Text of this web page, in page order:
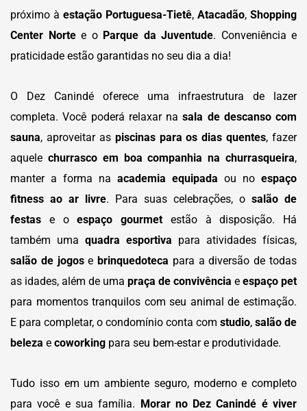
próximo à estação Portuguesa-Tietê, Atacadão, Shopping
Center Nortee o Parque da Juventude. Conveniência e
praticidade estão garantidas no seu dia a dia!
O Dez Canindé oferece uma infraestrutura de lazer
completa. Você poderá relaxar nasala de descanso com
sauna, aproveitar as piscinas para os dias quentes, fazer
aquele churrasco em boa companhia na churrasqueira,
manter a forma na academia equipada ou no espaço
fitness ao ar livre. Para suas celebrações, o salão de
festas e oespaço gourmet estão à disposição. Há
também uma quadra esportiva para atividades físicas,
salão de jogosebrinquedoteca para a diversão de todas
as idades, além de uma praça de convivência e espaço pet
para momentos tranquilos com seu animal de estimação.
E para completar, o condomínio conta com studio, salão de
beleza e coworking para seu bem-estar e produtividade.
Tudo isso em um ambiente seguro, moderno e completo
para você e sua família. Morar no Dez Canindé é viver